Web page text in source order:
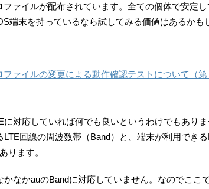
ァイルが配布されています。全ての個体で安定し
端末を持っているなら試してみる価値はあるかも
ァイルの変更による動作確認テストについて（第
対応していれば何でも良いというわけでもあり
回線の周波数帯（Band）と、端末が利用できる
ります。
なかauのBandに対応していません。なのでここ